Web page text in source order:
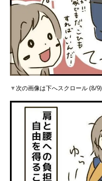
▼次の画像は下へスクロール (8/9)